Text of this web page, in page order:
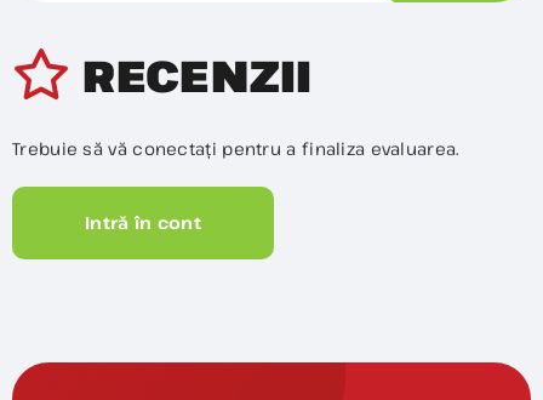
RECENZII
Trebuie să vă conectați pentru a finaliza evaluarea.
Intră în cont